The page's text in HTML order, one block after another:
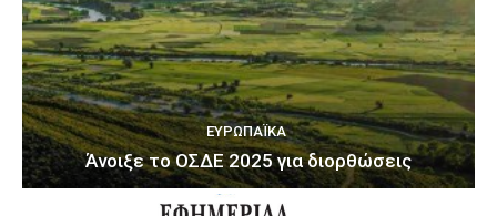
ΕΥΡΩΠΑΪΚΆ
Άνοιξε το ΟΣΔΕ 2025 για διορθώσεις